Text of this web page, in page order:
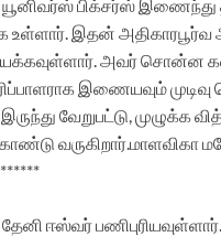
பிக்சர்ஸ் இணைந்து
இதன் அதிகாரபூர்வ
அவர் சொன்ன
இணையவும் முடிவு
வேறுபட்டு, முழுக்க
வருகிறார்.மாளவிகா
ஈஸ்வர்